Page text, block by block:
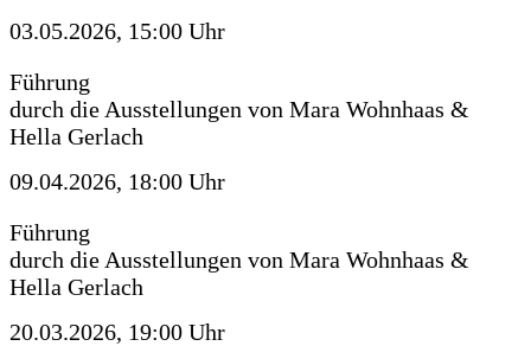
03.05.2026, 15:00 Uhr
Führung
durch die Ausstellungen von Mara Wohnhaas &
Hella Gerlach
09.04.2026, 18:00 Uhr
Führung
durch die Ausstellungen von Mara Wohnhaas &
Hella Gerlach
20.03.2026, 19:00 Uhr